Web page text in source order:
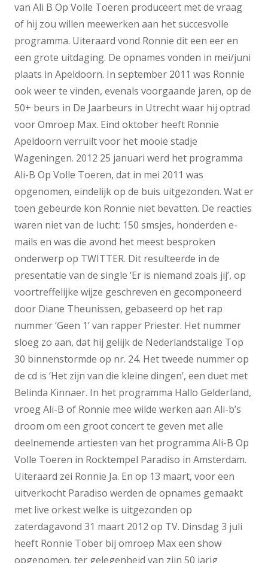
van Ali B Op Volle Toeren produceert met de vraag
of hij zou willen meewerken aan het succesvolle
programma. Uiteraard vond Ronnie dit een eer en
een grote uitdaging. De opnames vonden in mei/juni
plaats in Apeldoorn. In september 2011 was Ronnie
ook weer te vinden, evenals voorgaande jaren, op de
50+ beurs in De Jaarbeurs in Utrecht waar hij optrad
voor Omroep Max. Eind oktober heeft Ronnie
Apeldoorn verruilt voor het mooie stadje
Wageningen. 2012 25 januari werd het programma
Ali-B Op Volle Toeren, dat in mei 2011 was
opgenomen, eindelijk op de buis uitgezonden. Wat er
toen gebeurde kon Ronnie niet bevatten. De reacties
waren niet van de lucht: 150 smsjes, honderden e-
mails en was die avond het meest besproken
onderwerp op TWITTER. Dit resulteerde in de
presentatie van de single ‘Er is niemand zoals jij’, op
voortreffelijke wijze geschreven en gecomponeerd
door Diane Theunissen, gebaseerd op het rap
nummer ‘Geen 1’ van rapper Priester. Het nummer
sloeg zo aan, dat hij gelijk de Nederlandstalige Top
30 binnenstormde op nr. 24. Het tweede nummer op
de cd is ‘Het zijn van die kleine dingen’, een duet met
Belinda Kinnaer. In het programma Hallo Gelderland,
vroeg Ali-B of Ronnie mee wilde werken aan Ali-b’s
droom om een groot concert te geven met alle
deelnemende artiesten van het programma Ali-B Op
Volle Toeren in Rocktempel Paradiso in Amsterdam.
Uiteraard zei Ronnie Ja. En op 13 maart, voor een
uitverkocht Paradiso werden de opnames gemaakt
met live orkest welke is uitgezonden op
zaterdagavond 31 maart 2012 op TV. Dinsdag 3 juli
heeft Ronnie Tober bij omroep Max een show
opgenomen, ter gelegenheid van zijn 50 jarig